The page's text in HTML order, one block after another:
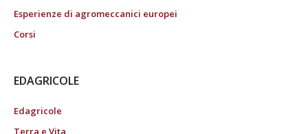
Esperienze di agromeccanici europei
Corsi
EDAGRICOLE
Edagricole
Terra e Vita